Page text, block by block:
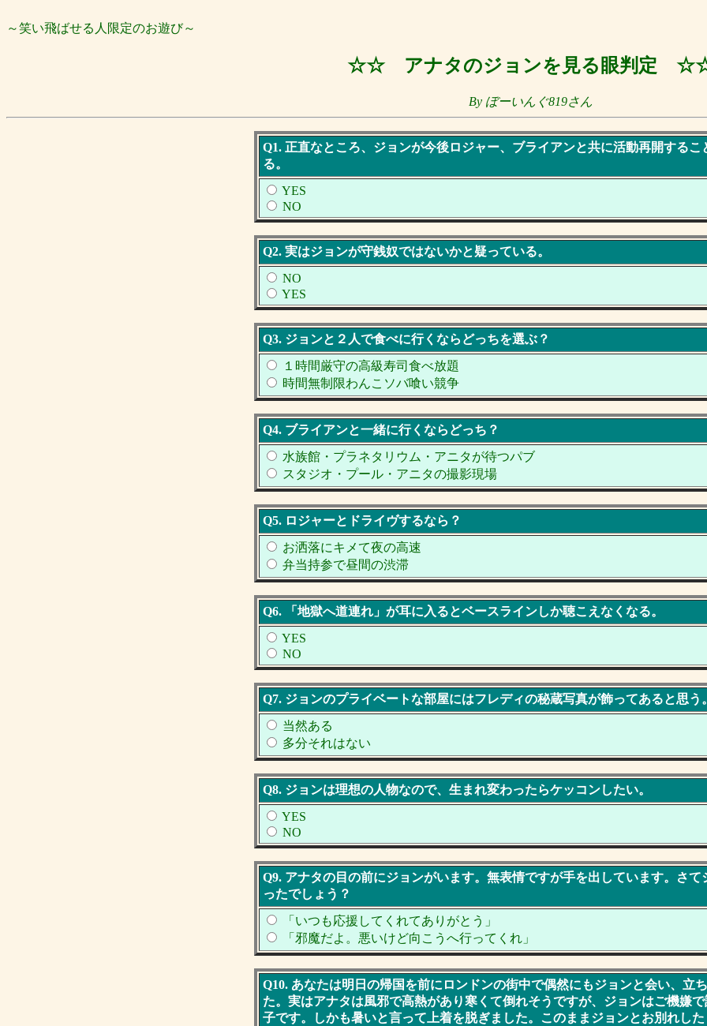
～笑い飛ばせる人限定のお遊び～
☆☆ アナタのジョンを見る眼判定
By ぼーいんぐ819さん
Q1. 正直なところ、ジョンが今後ロジャー、ブライアンと共に活動再開するこ
る。
YES
NO
Q2. 実はジョンが守銭奴ではないかと疑っている。
NO
YES
Q3. ジョンと２人で食べに行くならどっちを選ぶ？
１時間厳守の高級寿司食べ放題
時間無制限わんこソバ喰い競争
Q4. ブライアンと一緒に行くならどっち？
水族館・プラネタリウム・アニタが待つパブ
スタジオ・プール・アニタの撮影現場
Q5. ロジャーとドライヴするなら？
お洒落にキメて夜の高速
弁当持参で昼間の渋滞
Q6. 「地獄へ道連れ」が耳に入るとベースラインしか聴こえなくなる。
YES
NO
Q7. ジョンのプライベートな部屋にはフレディの秘蔵写真が飾ってあると思う
当然ある
多分それはない
Q8. ジョンは理想の人物なので、生まれ変わったらケッコンしたい。
YES
NO
Q9. アナタの目の前にジョンがいます。無表情ですが手を出しています。さて
ったでしょう？
「いつも応援してくれてありがとう」
「邪魔だよ。悪いけど向こうへ行ってくれ」
Q10. あなたは明日の帰国を前にロンドンの街中で偶然にもジョンと会い、立
た。実はアナタは風邪で高熱があり寒くて倒れそうですが、ジョンはご機嫌
子です。しかも暑いと言って上着を脱ぎました。このままジョンとお別れし